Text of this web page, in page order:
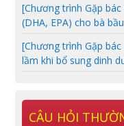
[Chương trình Gặp
(DHA, EPA) cho bà
[Chương trình Gặp
lầm khi bổ sung dinh
CÂU HỎI